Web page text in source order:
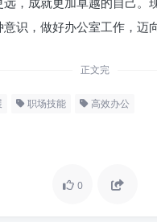
识，做好办公室工作，迈
正文完
职场技能 高效办公
0